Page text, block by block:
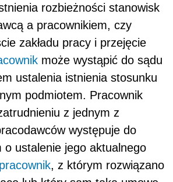
rozbieżności stanowisk
a pracownikiem, czy
zakładu pracy i przejęcie
może wystąpić do sądu
ustalenia istnienia stosunku
podmiotem. Pracownik
z jednym z
występuje do
o ustalenie jego aktualnego
pracownik, z którym rozwiązano